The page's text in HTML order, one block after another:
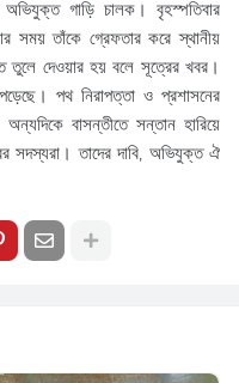
গাড়ি চালক। বৃহস্পতিবার
সময় তাঁকে গ্রেফতার করে স্থানীয়
তুলে দেওয়ার হয় বলে সূত্রের খবর।
পথ নিরাপত্তা ও প্রশাসনের
বাসন্তীতে সন্তান হারিয়ে
সদস্যরা। তাদের দাবি, অভিযুক্ত ঐ